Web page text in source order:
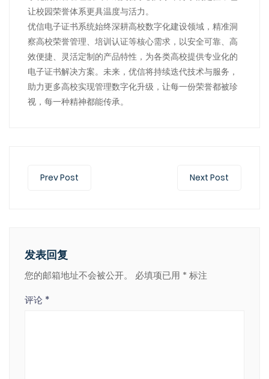
让校园荣誉体系更具温度与活力。
优信电子证书系统始终深耕高校数字化建设领域，精准洞
察高校荣誉管理、培训认证等核心需求，以安全可靠、高
效便捷、灵活定制的产品特性，为各类高校提供专业化的
电子证书解决方案。未来，优信将持续迭代技术与服务，
助力更多高校实现管理数字化升级，让每一份荣誉都被珍
视，每一种精神都能传承。
Prev Post Next Post
发表回复
您的邮箱地址不会被公开。 必填项已用 * 标注
评论 *